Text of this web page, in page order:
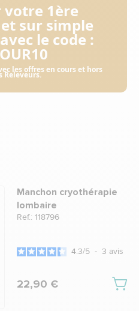
votre 1ère
sur simple
le code :
les offres en cours et hors
Releveurs.
Manchon cryothérapie
lombaire
Ref.: 118796
4.3/5 - 3 avis
22,90 €